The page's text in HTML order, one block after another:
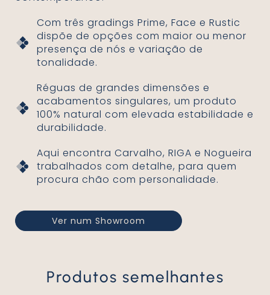
Com três gradings Prime, Face e Rustic
dispõe de opções com maior ou menor
presença de nós e variação de
tonalidade.
Réguas de grandes dimensões e
acabamentos singulares, um produto
100% natural com elevada estabilidade e
durabilidade.
Aqui encontra Carvalho, RIGA e Nogueira
trabalhados com detalhe, para quem
procura chão com personalidade.
Ver num Showroom
Produtos semelhantes